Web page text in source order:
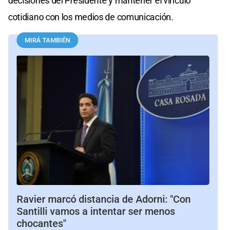
cotidiano con los medios de comunicación.
MIRÁ TAMBIÉN
Ravier marcó distancia de Adorni: "Con
Santilli vamos a intentar ser menos
chocantes"